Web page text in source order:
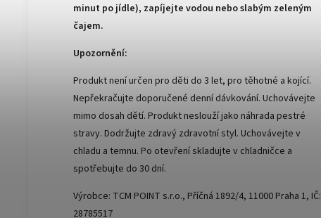
minut po jídle), zapíjejte vodou nebo slabým zeleným
čajem.
Upozornění:
Produkt není určen pro děti do 3 let, pro těhotné a kojící.
Nepřekračujte doporučené denní dávkování. Uchovávejte
mimo dosah dětí. Produkt neslouží jako náhrada pestré
stravy. Dodržujte zdravý zdravotní styl. Uchovávejte v
chladu a temnu. Po otevření skladujte v chladničce a
spotřebujte do 30 dní.
Výrobce: TCM POINT s.r.o., Příčná 1892/4, 11000 Praha 1, IČ:
28785517